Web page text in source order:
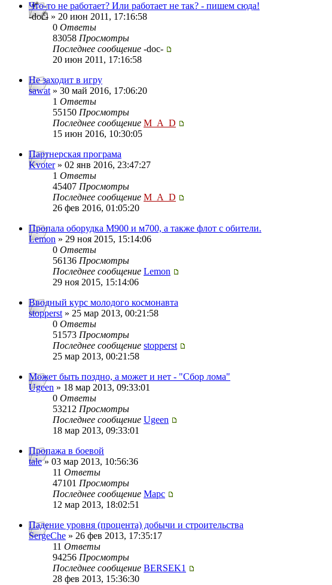
Что-то не работает? Или работает не так? - пишем сюда!
-doc- » 20 июн 2011, 17:16:58
0 Ответы
83058 Просмотры
Последнее сообщение -doc-
20 июн 2011, 17:16:58
Не заходит в игру
sawat » 30 май 2016, 17:06:20
1 Ответы
55150 Просмотры
Последнее сообщение M_A_D
15 июн 2016, 10:30:05
Партнерская програма
Kvoter» 02 янв 2016, 23:47:27
1 Ответы
45407 Просмотры
Последнее сообщение M_A_D
26 фев 2016, 01:05:20
Пропала оборудка М900 и м700, а также флот с обители.
Lemon » 29 ноя 2015, 15:14:06
0 Ответы
56136 Просмотры
Последнее сообщение Lemon
29 ноя 2015, 15:14:06
Вводный курс молодого космонавта
stopperst » 25 мар 2013, 00:21:58
0 Ответы
51573 Просмотры
Последнее сообщение stopperst
25 мар 2013, 00:21:58
Может быть поздно, а может и нет - "Сбор лома"
Ugeen » 18 мар 2013, 09:33:01
0 Ответы
53212 Просмотры
Последнее сообщение Ugeen
18 мар 2013, 09:33:01
Пропажа в боевой
tale» 03 мар 2013, 10:56:36
11 Ответы
47101 Просмотры
Последнее сообщение Mapc
12 мар 2013, 18:02:51
Падение уровня (процента) добычи и строительства
SergeChe » 26 фев 2013, 17:35:17
11 Ответы
94256 Просмотры
Последнее сообщение BERSEK1
28 фев 2013, 15:36:30